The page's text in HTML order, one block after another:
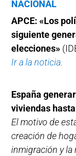
NACIONAL
APCE: «Los
siguiente
elecciones»
Ir a la noticia.
España
viviendas
El motivo de
creación de
inmigración y la